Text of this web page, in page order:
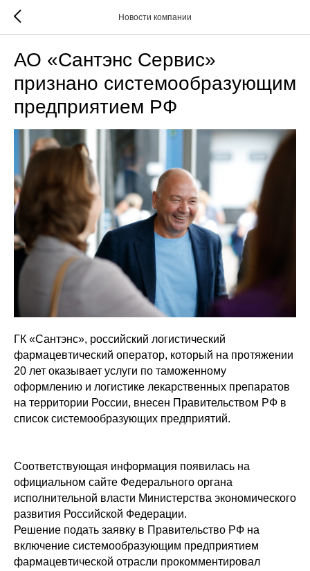
Новости компании
АО «Сантэнс Сервис»
признано системообразующим
предприятием РФ
ГК «Сантэнс», российский логистический
фармацевтический оператор, который на протяжении
20 лет оказывает услуги по таможенному
оформлению и логистике лекарственных препаратов
на территории России, внесен Правительством РФ в
список системообразующих предприятий.
Соответствующая информация появилась на
официальном сайте Федерального органа
исполнительной власти Министерства экономического
развития Российской Федерации.
Решение подать заявку в Правительство РФ на
включение системообразующим предприятием
фармацевтической отрасли прокомментировал